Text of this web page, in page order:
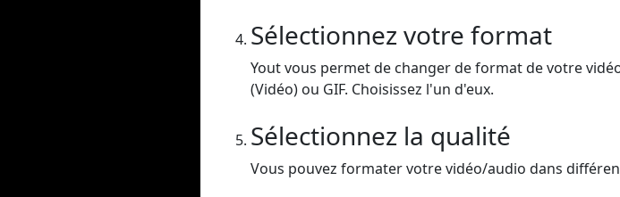
Sélectionnez votre format
Yout vous permet de changer de format de votre
(Vidéo) ou GIF. Choisissez l'un d'eux.
Sélectionnez la qualité
Vous pouvez formater votre vidéo/audio dans